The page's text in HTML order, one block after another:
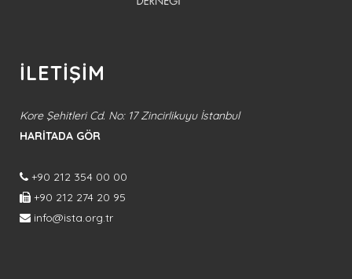
İLETİŞİM
Kore Şehitleri Cd. No: 17 Zincirlikuyu İstanbul
HARİTADA GÖR
+90 212 354 00 00
+90 212 274 20 95
info@ista.org.tr